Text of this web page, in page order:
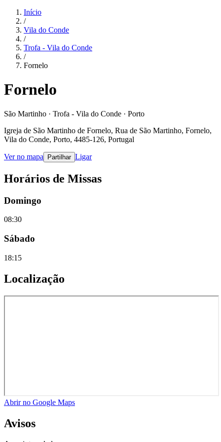
Início
/
Vila do Conde
/
Trofa - Vila do Conde
/
Fornelo
Fornelo
São Martinho · Trofa - Vila do Conde · Porto
Igreja de São Martinho de Fornelo, Rua de São Martinho, Fornelo,
Vila do Conde, Porto, 4485-126, Portugal
Ver no mapa Partilhar Ligar
Horários de Missas
Domingo
08:30
Sábado
18:15
Localização
Abrir no Google Maps
Avisos